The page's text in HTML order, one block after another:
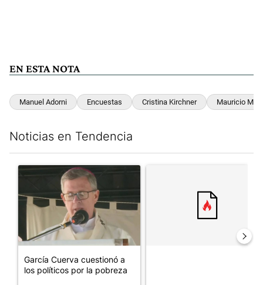
EN ESTA NOTA
Manuel Adorni Encuestas Cristina Kirchner Mauricio
Noticias en Tendencia
Un artículo de tendencia con el título "García Cuerva
García Cuerva cuestionó a
los políticos por la pobreza